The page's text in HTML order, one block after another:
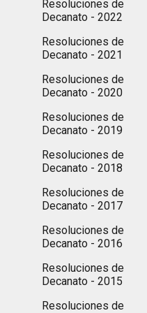
Resoluciones de
Decanato - 2022
Resoluciones de
Decanato - 2021
Resoluciones de
Decanato - 2020
Resoluciones de
Decanato - 2019
Resoluciones de
Decanato - 2018
Resoluciones de
Decanato - 2017
Resoluciones de
Decanato - 2016
Resoluciones de
Decanato - 2015
Resoluciones de